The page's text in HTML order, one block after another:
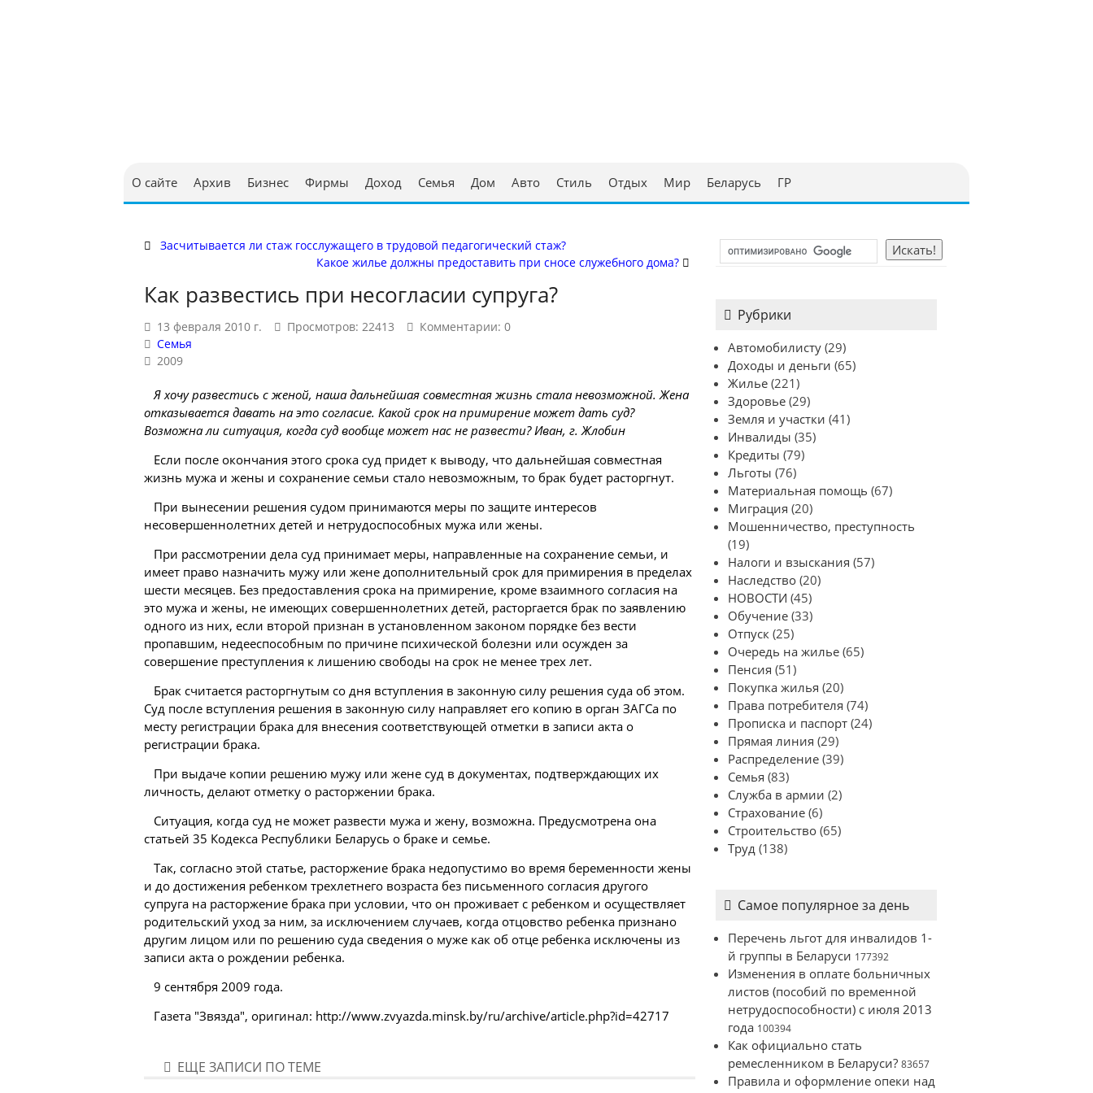
О сайте Архив Бизнес Фирмы Доход Семья Дом Авто Стиль Отдых Мир Беларусь ГР
Засчитывается ли стаж госслужащего в трудовой педагогический стаж?
Какое жилье должны предоставить при сносе служебного дома?
Как развестись при несогласии супруга?
13 февраля 2010 г. Просмотров: 22413
Комментарии: 0
Семья
2009
Я хочу развестись с женой, наша дальнейшая совместная жизнь стала невозможной. Жена
отказывается давать на это согласие. Какой срок на примирение может дать суд?
Возможна ли ситуация, когда суд вообще может нас не развести? Иван, г. Жлобин
Если после окончания этого срока суд придет к выводу, что дальнейшая совместная
жизнь мужа и жены и сохранение семьи стало невозможным, то брак будет расторгнут.
При вынесении решения судом принимаются меры по защите интересов
несовершеннолетних детей и нетрудоспособных мужа или жены.
При рассмотрении дела суд принимает меры, направленные на сохранение семьи, и
имеет право назначить мужу или жене дополнительный срок для примирения в пределах
шести месяцев. Без предоставления срока на примирение, кроме взаимного согласия на
это мужа и жены, не имеющих совершеннолетних детей, расторгается брак по заявлению
одного из них, если второй признан в установленном законом порядке без вести
пропавшим, недееспособным по причине психической болезни или осужден за
совершение преступления к лишению свободы на срок не менее трех лет.
Брак считается расторгнутым со дня вступления в законную силу решения суда об этом.
Суд после вступления решения в законную силу направляет его копию в орган ЗАГСа по
месту регистрации брака для внесения соответствующей отметки в записи акта о
регистрации брака.
При выдаче копии решению мужу или жене суд в документах, подтверждающих их
личность, делают отметку о расторжении брака.
Ситуация, когда суд не может развести мужа и жену, возможна. Предусмотрена она
статьей 35 Кодекса Республики Беларусь о браке и семье.
Так, согласно этой статье, расторжение брака недопустимо во время беременности жены
и до достижения ребенком трехлетнего возраста без письменного согласия другого
супруга на расторжение брака при условии, что он проживает с ребенком и осуществляет
родительский уход за ним, за исключением случаев, когда отцовство ребенка признано
другим лицом или по решению суда сведения о муже как об отце ребенка исключены из
записи акта о рождении ребенка.
9 сентября 2009 года.
Газета "Звязда", оригинал: http://www.zvyazda.minsk.by/ru/archive/article.php?id=42717
ЕЩЕ ЗАПИСИ ПО ТЕМЕ
Рубрики
Автомобилисту (29)
Доходы и деньги (65)
Жилье (221)
Здоровье (29)
Земля и участки (41)
Инвалиды (35)
Кредиты (79)
Льготы (76)
Материальная помощь (67)
Миграция (20)
Мошенничество, преступность
(19)
Налоги и взыскания (57)
Наследство (20)
НОВОСТИ (45)
Обучение (33)
Отпуск (25)
Очередь на жилье (65)
Пенсия (51)
Покупка жилья (20)
Права потребителя (74)
Прописка и паспорт (24)
Прямая линия (29)
Распределение (39)
Семья (83)
Служба в армии (2)
Страхование (6)
Строительство (65)
Труд (138)
Самое популярное за день
Перечень льгот для инвалидов 1-
й группы в Беларуси 177392
Изменения в оплате больничных
листов (пособий по временной
нетрудоспособности) с июля 2013
года 100394
Как официально стать
ремесленником в Беларуси? 83657
Правила и оформление опеки над